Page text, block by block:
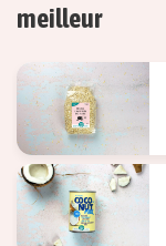
meilleur